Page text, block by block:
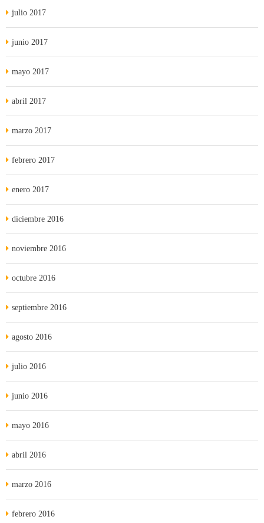
julio 2017
junio 2017
mayo 2017
abril 2017
marzo 2017
febrero 2017
enero 2017
diciembre 2016
noviembre 2016
octubre 2016
septiembre 2016
agosto 2016
julio 2016
junio 2016
mayo 2016
abril 2016
marzo 2016
febrero 2016